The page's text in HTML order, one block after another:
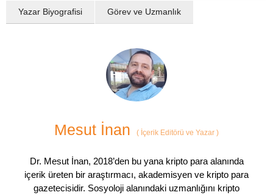
Yazar Biyografisi Görev ve Uzmanlık
Mesut İnan ( İçerik Editörü ve Yazar )
Dr. Mesut İnan, 2018’den bu yana kripto para alanında
içerik üreten bir araştırmacı, akademisyen ve kripto para
gazetecisidir. Sosyoloji alanındaki uzmanlığını kripto